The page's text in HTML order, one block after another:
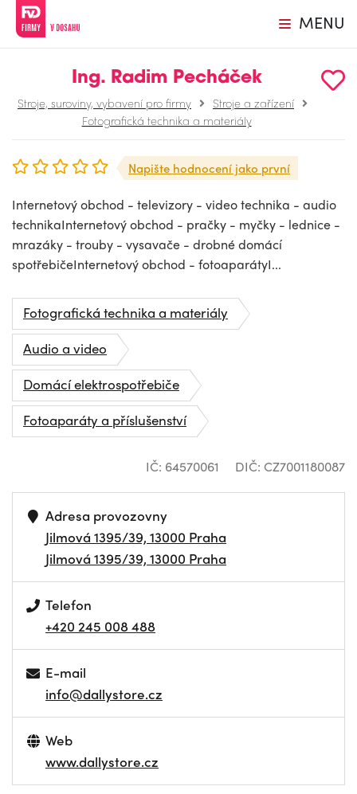
MENU
Ing. Radim Pecháček
Stroje, suroviny, vybavení pro firmy
Stroje a zařízení
Fotografická technika a materiály
Napište hodnocení jako první
Internetový obchod - televizory - video technika - audio
technikaInternetový obchod - pračky - myčky - lednice -
mrazáky - trouby - vysavače - drobné domácí
spotřebičeInternetový obchod - fotoaparátyI...
Fotografická technika a materiály
Audio a video
Domácí elektrospotřebiče
Fotoaparáty a příslušenství
IČ: 64570061 DIČ: CZ7001180087
Adresa provozovny
Jilmová 1395/39, 13000 Praha
Jilmová 1395/39, 13000 Praha
Telefon
+420 245 008 488
E-mail
info@dallystore.cz
Web
www.dallystore.cz